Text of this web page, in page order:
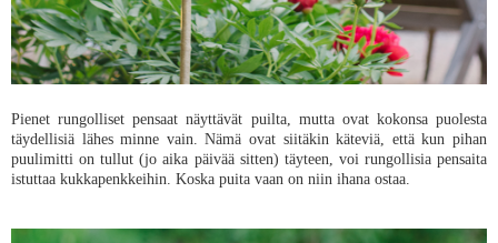
Pienet rungolliset pensaat näyttävät puilta, mutta ovat kokonsa puolesta
täydellisiä lähes minne vain. Nämä ovat siitäkin käteviä, että kun pihan
puulimitti on tullut (jo aika päivää sitten) täyteen, voi rungollisia pensaita
istuttaa kukkapenkkeihin. Koska puita vaan on niin ihana ostaa.